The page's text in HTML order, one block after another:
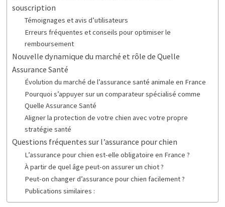
souscription
Témoignages et avis d’utilisateurs
Erreurs fréquentes et conseils pour optimiser le
remboursement
Nouvelle dynamique du marché et rôle de Quelle
Assurance Santé
Évolution du marché de l’assurance santé animale en France
Pourquoi s’appuyer sur un comparateur spécialisé comme
Quelle Assurance Santé
Aligner la protection de votre chien avec votre propre
stratégie santé
Questions fréquentes sur l’assurance pour chien
L’assurance pour chien est-elle obligatoire en France ?
À partir de quel âge peut-on assurer un chiot ?
Peut-on changer d’assurance pour chien facilement ?
Publications similaires :